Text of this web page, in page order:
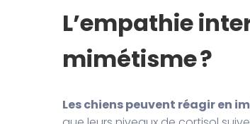
L’empathie
mimétisme ?
Les chiens peuvent réagir en